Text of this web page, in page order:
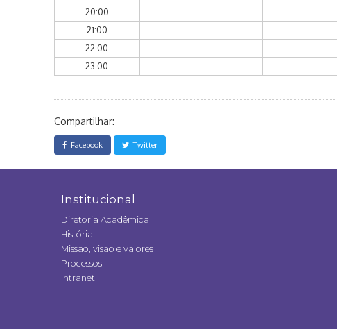
20:00
21:00
22:00
23:00
Compartilhar:
Facebook Twitter
Institucional
Diretoria Acadêmica
História
Missão, visão e valores
Processos
Intranet